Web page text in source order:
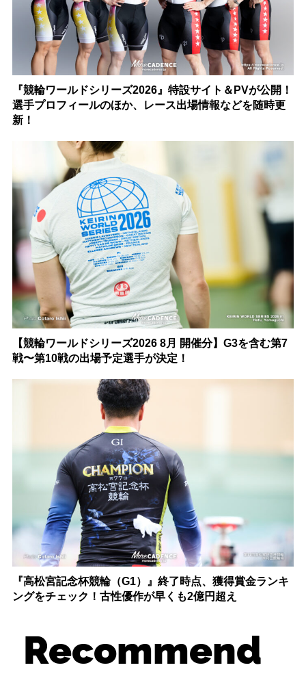
『競輪ワールドシリーズ2026』特設サイト＆PVが公開！
選手プロフィールのほか、レース出場情報などを随時更
新！
【競輪ワールドシリーズ2026 8月 開催分】G3を含む第7
戦〜第10戦の出場予定選手が決定！
『高松宮記念杯競輪（G1）』終了時点、獲得賞金ランキ
ングをチェック！古性優作が早くも2億円超え
Recommend